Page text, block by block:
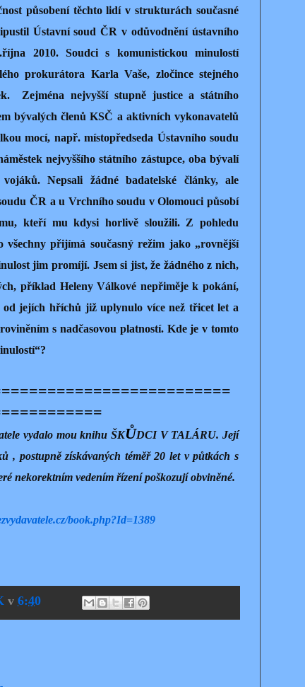
působení těchto lidí v strukturách současné
Ústavní soud ČR v odůvodnění ústavního
2010. Soudci s komunistickou minulostí
prokurátora Karla Vaše, zločince stejného
Zejména nejvyšší stupně justice a státního
bývalých členů KSČ a aktivních vykonavatelů
mocí, např. místopředseda Ústavního soudu
nejvyššího státního zástupce, oba bývalí
Nepsali žádné badatelské články, ale
ČR a u Vrchního soudu v Olomouci působí
kteří mu kdysi horlivě sloužili. Z pohledu
všechny přijímá současný režim jako „rovnější
jim promíjí. Jsem si jist, že žádného z nich,
příklad Heleny Válkové nepřiměje k pokání,
jejích hříchů již uplynulo více než třicet let a
s nadčasovou platností. Kde je v tomto
vydalo mou knihu ŠKŮDCI V TALÁRU. Její
, postupně získávaných téměř 20 let v půtkách s
nekorektním vedením řízení poškozují obviněné.
book.php?Id=1389
v 6:40